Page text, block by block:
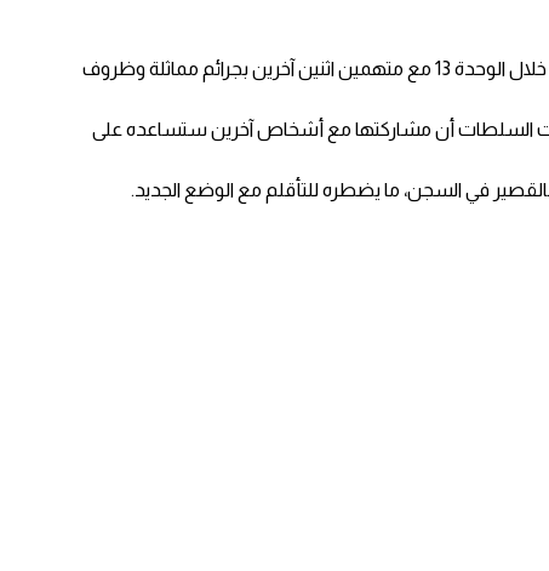
وأكدت صحيفة “El Periódico” الكتالونية أن ألفيش يقضي فترة احتجازه في سجن “بريانز 2” الذي يبعد 40 كيلومترًا عن برشلونة، ويتشارك زنزانته خلال الوحدة 13 مع متهمين اثنين آخرين بجرائم مماثلة وظروف
قررت السلطات أن مشاركتها مع أشخاص آخرين ستساعده على
في السجن، ما يضطره للتأقلم مع الوضع الجديد.